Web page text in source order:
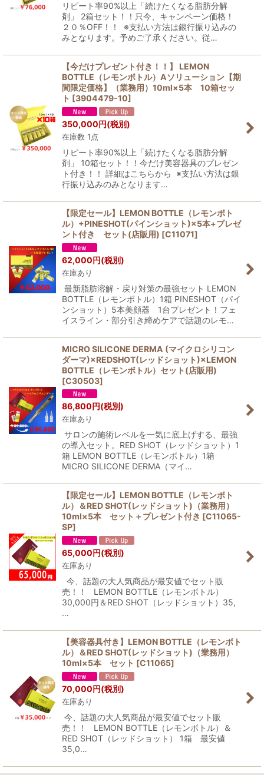
リピート率90%以上「続けたくなる脂肪分解
剤」 2箱セット！！只今、キャンペーン価格！
２０％OFF！！ ※支払い方法は銀行振り込みの
みとなります。予めご了承ください。従…
【今だけプレゼント付き！！】 LEMON
BOTTLE（レモンボトル）Aソリューション【期
間限定価格】（業務用）10ml×5本 10箱セッ
ト [3904479-10]
350,000円(税別)
在庫数 1点
リピート率90%以上「続けたくなる脂肪分解
剤」 10箱セット！！今だけ美容器具のプレゼン
ト付き！！ 詳細はこちらから ※支払い方法は銀
行振り込みのみとなります…
【限定セール】LEMON BOTTLE（レモンボト
ル）+PINESHOT(パインショット)×5本+プレゼ
ント付き セット(店販用) [C11071]
62,000円(税別)
在庫あり
最新脂肪溶解・戻り対策の最強セット LEMON
BOTTLE（レモンボトル）1箱 PINESHOT（パイ
ンショット）5本美顔器 1台プレゼント！フェ
イスライン・部分引き締めケアで話題のレモ…
MICRO SILICONE DERMA (マイクロシリコン
ダーマ)×REDSHOT(レッドショット)×LEMON
BOTTLE（レモンボトル）セット(店販用)
[C30503]
86,800円(税別)
在庫あり
サロンの施術レベルを一気に底上げする、最強
の導入セット。RED SHOT（レッドショット）1
箱 LEMON BOTTLE（レモンボトル）1箱
MICRO SILICONE DERMA（マイ…
【限定セール】LEMON BOTTLE（レモンボト
ル）＆RED SHOT(レッドショット)（業務用）
10ml×5本 セット＋プレゼント付き [C11065-
SP]
65,000円(税別)
在庫あり
今、話題の大人気商品が最安値でセット販
売！！ LEMON BOTTLE（レモンボトル）
30,000円＆RED SHOT（レッドショット）35,
…
【美容器具付き】LEMON BOTTLE（レモンボト
ル）＆RED SHOT(レッドショット)（業務用）
10ml×5本 セット [C11065]
70,000円(税別)
在庫あり
今、話題の大人気商品が最安値でセット販
売！！ LEMON BOTTLE（レモンボトル）＆
RED SHOT（レッドショット） 1箱 最安値
35,0…